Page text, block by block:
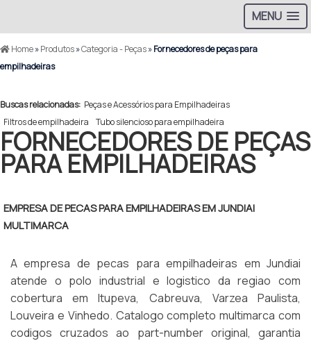
MENU
Home»Produtos»Categoria - Peças»Fornecedores de peças para
empilhadeiras
Buscas relacionadas: Peças e Acessórios para Empilhadeiras
Filtros de empilhadeira
Tubo silencioso para empilhadeira
FORNECEDORES DE PEÇAS
PARA EMPILHADEIRAS
EMPRESA DE PECAS PARA EMPILHADEIRAS EM JUNDIAI
MULTIMARCA
A empresa de pecas para empilhadeiras em Jundiai
atende o polo industrial e logistico da regiao com
cobertura em Itupeva, Cabreuva, Varzea Paulista,
Louveira e Vinhedo. Catalogo completo multimarca com
codigos cruzados ao part-number original, garantia